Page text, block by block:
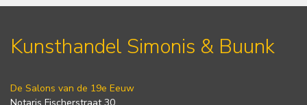
Kunsthandel Simonis & Buunk
De Salons van de 19e Eeuw